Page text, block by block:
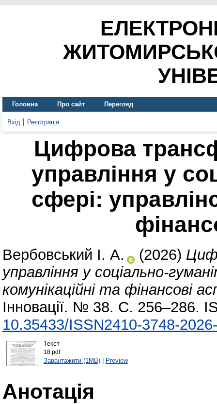
Головна Про сайт Перегляд
Вхід Реєстрація
Цифрова
управління у
сфері:
Вербовський І. А. (2026)
управління у соціально-
комунікаційні та фінансові
Інновації. № 38. С. 256–286.
10.35433/ISSN2410-3748-
Текст
18.pdf
Завантажити (1MB)| Preview
Анотація